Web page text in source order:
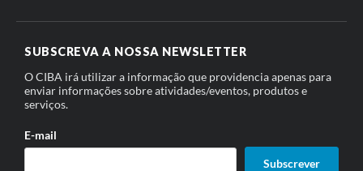
SUBSCREVA A NOSSA NEWSLETTER
O CIBA irá utilizar a informação que providencia apenas para
enviar informações sobre atividades/eventos, produtos e
serviços.
E-mail
Subscrever